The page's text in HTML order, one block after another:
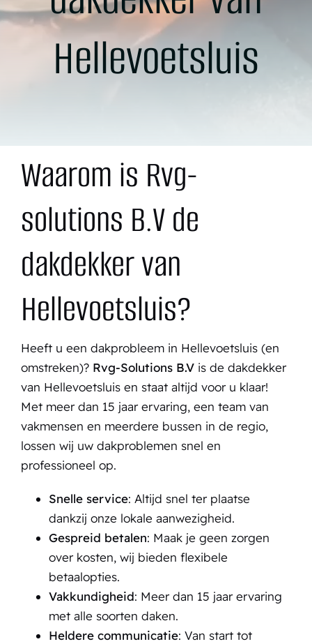
Contact
Hellevoetsluis
Waarom is Rvg-
solutions B.V de
dakdekker van
Hellevoetsluis?
Heeft u een dakprobleem in Hellevoetsluis (en
omstreken)? Rvg-Solutions B.Vis de dakdekker
van Hellevoetsluisen staat altijd voor u klaar!
Met meer dan 15 jaar ervaring, een team van
vakmensen en meerdere bussen in de regio,
lossen wij uw dakproblemen snel en
professioneel op.
Snelle service: Altijd snel ter plaatse
dankzij onze lokale aanwezigheid.
Gespreid betalen: Maak je geen zorgen
over kosten, wij bieden flexibele
betaalopties.
Vakkundigheid: Meer dan 15 jaar ervaring
met alle soorten daken.
Heldere communicatie: Van start tot